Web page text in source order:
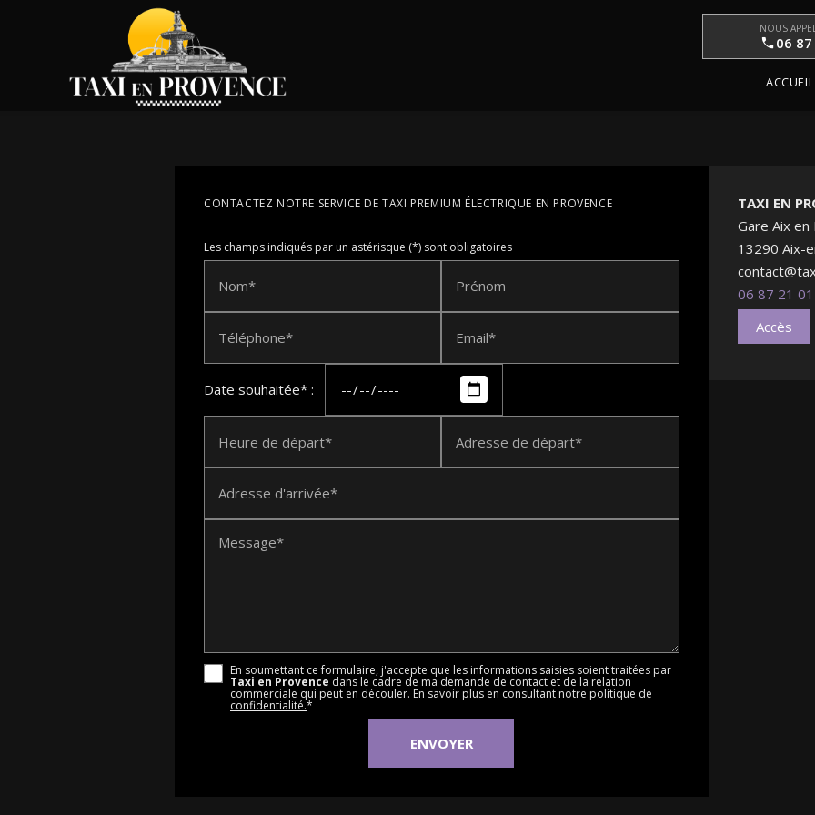
NOUS
06
ACCUEIL
CONTACTEZ NOTRE SERVICE DE TAXI PREMIUM ÉLECTRIQUE EN PROVENCE
Les champs indiqués par un astérisque (*) sont obligatoires
Nom* Prénom
Téléphone* Email*
Date souhaitée* :
Heure de départ* Adresse de départ*
Adresse d'arrivée*
Message*
En soumettant ce formulaire, j'accepte que les informations saisies soient traitées par
Taxi en Provence dans le cadre de ma demande de contact et de la relation
commerciale qui peut en découler. En savoir plus en consultant notre politique de
confidentialité.*
TAXI EN
Gare Aix en
13290 Aix-
06 87 21
Accès
Panneau de gestion des cookies